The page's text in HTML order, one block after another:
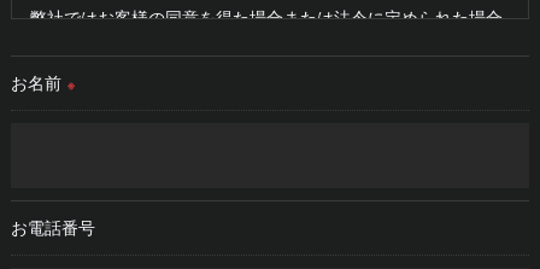
弊社ではお客様の同意を得た場合または法令に定められた場合
取得した個人情報を第三者に提供することはいたしません。
これらの委託先に対しては個人情報保護契約等の措置をとり、
お名前 ※
お電話番号